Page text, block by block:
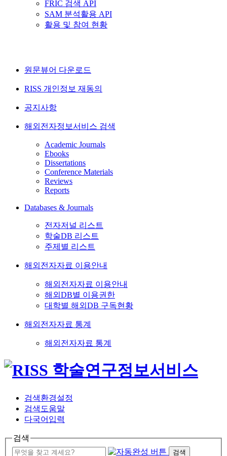
FRIC 검색 API
SAM 분석활용 API
활용 및 참여 현황
원문뷰어 다운로드
RISS 개인정보 재동의
공지사항
해외전자정보서비스 검색
Academic Journals
Ebooks
Dissertations
Conference Materials
Reviews
Reports
Databases & Journals
전자저널 리스트
학술DB 리스트
주제별 리스트
해외전자자료 이용안내
해외전자자료 이용안내
해외DB별 이용권한
대학별 해외DB 구독현황
해외전자자료 통계
해외전자자료 통계
검색환경설정
검색도움말
다국어입력
검색
검색